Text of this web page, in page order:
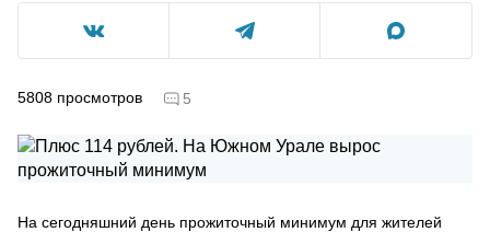
5808 просмотров 5
На сегодняшний день прожиточный минимум для жителей